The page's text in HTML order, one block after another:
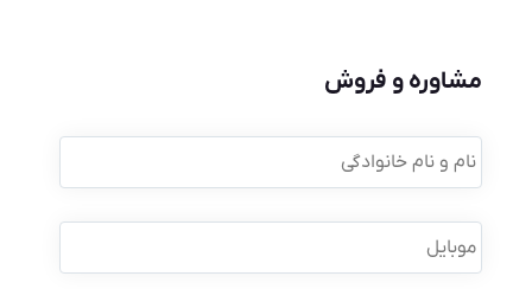
مشاوره و فروش
نام
و
نام
موبایل *